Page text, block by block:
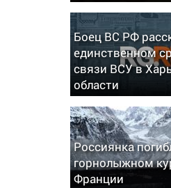
Боец ВС РФ
единственном
связи ВСУ в
области
Россиянка
горнолыжном
Франции